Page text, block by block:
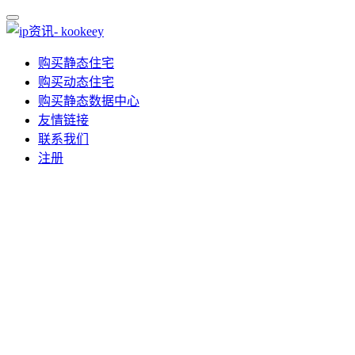
购买静态住宅
购买动态住宅
购买静态数据中心
友情链接
联系我们
注册